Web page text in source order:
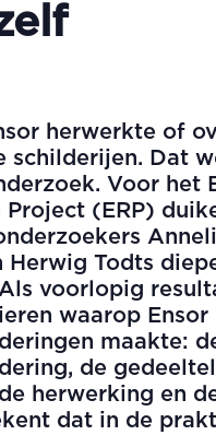
herwerkte of
schilderijen. Dat
Voor het
Project (ERP)
Herwig Todts
voorlopig
waarop Ensor
maakte:
de
herwerking en
dat in de